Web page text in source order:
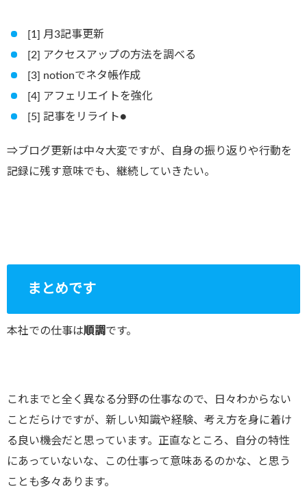
[1] 月3記事更新
[2] アクセスアップの方法を調べる
[3] notionでネタ帳作成
[4] アフェリエイトを強化
[5] 記事をリライト●
⇒ブログ更新は中々大変ですが、自身の振り返りや行動を
記録に残す意味でも、継続していきたい。
まとめです
本社での仕事は順調です。
これまでと全く異なる分野の仕事なので、日々わからない
ことだらけですが、新しい知識や経験、考え方を身に着け
る良い機会だと思っています。正直なところ、自分の特性
にあっていないな、この仕事って意味あるのかな、と思う
ことも多々あります。